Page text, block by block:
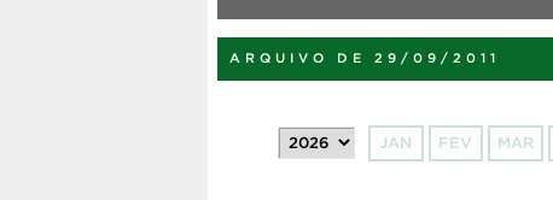
ARQUIVO DE 29/09/2011
JAN FEV MAR